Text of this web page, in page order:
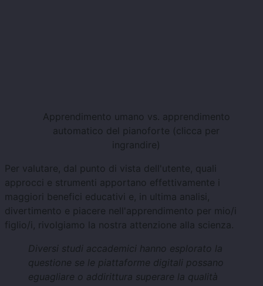
Apprendimento umano vs. apprendimento
automatico del pianoforte (clicca per
ingrandire)
Per valutare, dal punto di vista dell'utente, quali
approcci e strumenti apportano effettivamente i
maggiori benefici educativi e, in ultima analisi,
divertimento e piacere nell'apprendimento per mio/i
figlio/i, rivolgiamo la nostra attenzione alla scienza.
Diversi studi accademici hanno esplorato la
questione se le piattaforme digitali possano
eguagliare o addirittura superare la qualità